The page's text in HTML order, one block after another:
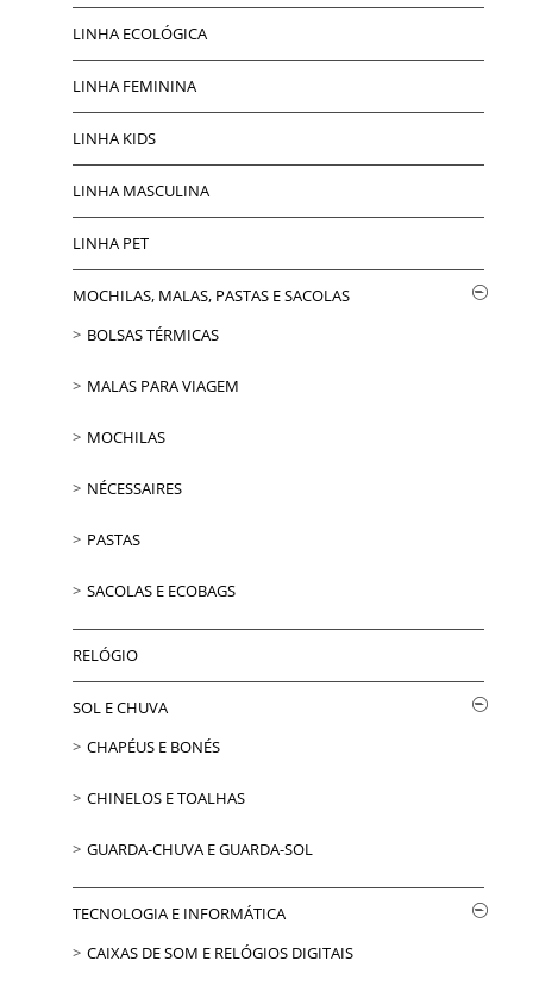
LINHA ECOLÓGICA
LINHA FEMININA
LINHA KIDS
LINHA MASCULINA
LINHA PET
MOCHILAS, MALAS, PASTAS E SACOLAS
BOLSAS TÉRMICAS
MALAS PARA VIAGEM
MOCHILAS
NÉCESSAIRES
PASTAS
SACOLAS E ECOBAGS
RELÓGIO
SOL E CHUVA
CHAPÉUS E BONÉS
CHINELOS E TOALHAS
GUARDA-CHUVA E GUARDA-SOL
TECNOLOGIA E INFORMÁTICA
CAIXAS DE SOM E RELÓGIOS DIGITAIS